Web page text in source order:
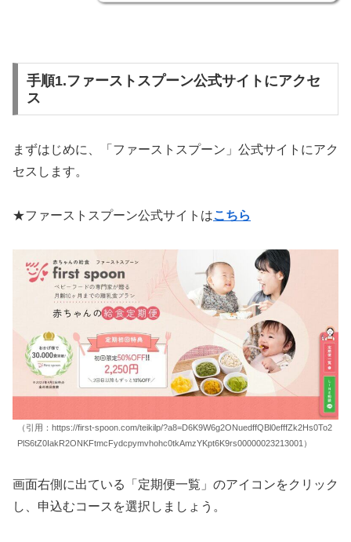
手順1.ファーストスプーン公式サイトにアクセ
ス
まずはじめに、「ファーストスプーン」公式サイトにアク
セスします。
★ファーストスプーン公式サイトはこちら
（引用：https://first-spoon.com/teikilp/?a8=D6K9W6g2ONuedffQBl0efffZk2Hs0To2
PlS6tZ0IakR2ONKFtmcFydcpymvhohc0tkAmzYKpt6K9rs00000023213001）
画面右側に出ている「定期便一覧」のアイコンをクリック
し、申込むコースを選択しましょう。